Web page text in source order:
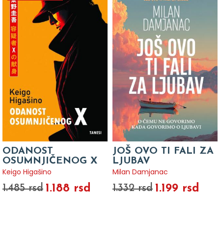
ODANOST
OSUMNJIČENOG X
Keigo Higašino
1.485 rsd 1.188 rsd
JOŠ OVO TI FALI ZA
LJUBAV
Milan Damjanac
1.332 rsd 1.199 rsd